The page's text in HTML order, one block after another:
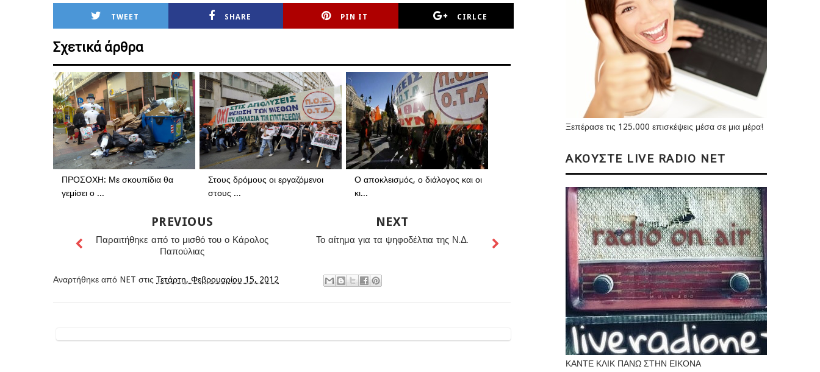
TWEET SHARE PIN IT CIRLCE
Σχετικά άρθρα
ΠΡΟΣΟΧΗ: Με σκουπίδια θα
γεμίσει ο ...
Στους δρόμους οι εργαζόμενοι
στους ...
Ο αποκλεισμός, ο διάλογος και οι
κι...
NEXT
Το αίτημα για τα ψηφοδέλτια της Ν.Δ.
PREVIOUS
Παραιτήθηκε από το μισθό του ο Κάρολος
Παπούλιας
Αναρτήθηκε από NET στις Τετάρτη, Φεβρουαρίου 15, 2012
Ξεπέρασε τις 125.000 επισκέψεις μέσα σε μια μέρα!
ΑΚΟΥΣΤΕ LIVE RADIO NET
ΚΑΝΤΕ ΚΛΙΚ ΠΑΝΩ ΣΤΗΝ ΕΙΚΟΝΑ